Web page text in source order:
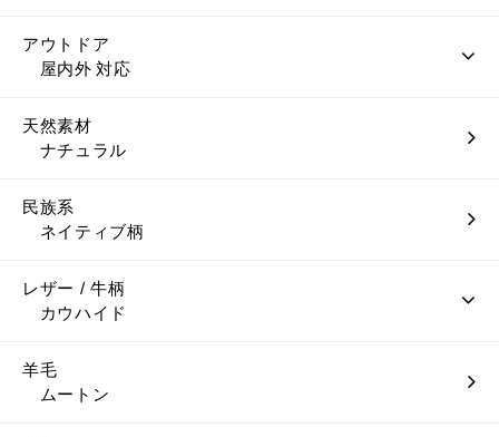
アウトドア
屋内外 対応
天然素材
ナチュラル
民族系
ネイティブ柄
レザー / 牛柄
カウハイド
羊毛
ムートン